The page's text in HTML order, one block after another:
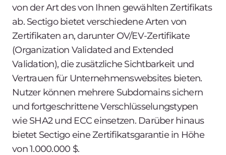
von der Art des von Ihnen gewählten Zertifikats
ab. Sectigo bietet verschiedene Arten von
Zertifikaten an, darunter OV/EV-Zertifikate
(Organization Validated and Extended
Validation), die zusätzliche Sichtbarkeit und
Vertrauen für Unternehmenswebsites bieten.
Nutzer können mehrere Subdomains sichern
und fortgeschrittene Verschlüsselungstypen
wie SHA2 und ECC einsetzen. Darüber hinaus
bietet Sectigo eine Zertifikatsgarantie in Höhe
von 1.000.000 $.